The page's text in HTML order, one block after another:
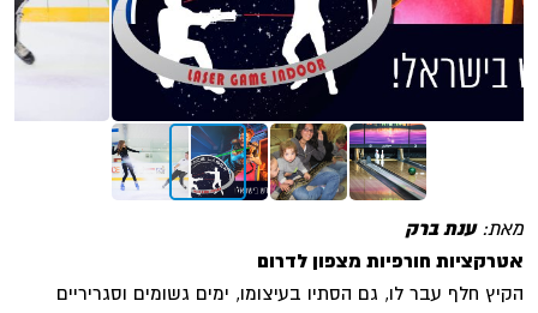
מאת:ענת ברק
אטרקציות חורפיות מצפון לדרום
הקיץ חלף עבר לו, גם הסתיו בעיצומו, ימים גשומים וסגריריים